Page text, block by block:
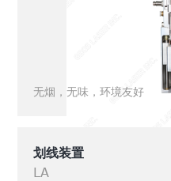
无烟，无味，环境友好
划线装置
LA